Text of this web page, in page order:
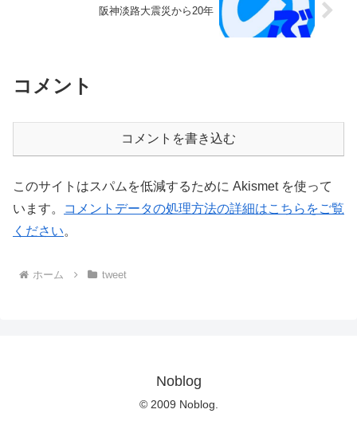
阪神淡路大震災から20年
コメント
コメントを書き込む
このサイトはスパムを低減するために Akismet を使って
います。
コメントデータの処理方法の詳細はこちらをご覧
ください。
ホーム tweet
Noblog
© 2009 Noblog.